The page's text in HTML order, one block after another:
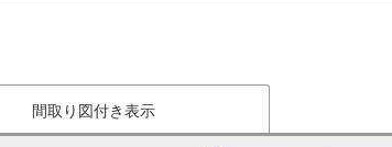
間取り図付き表示